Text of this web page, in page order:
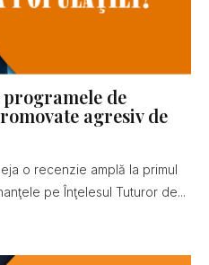
de
agresiv de
o recenzie amplă la primul
pe Înţelesul Tuturor de...